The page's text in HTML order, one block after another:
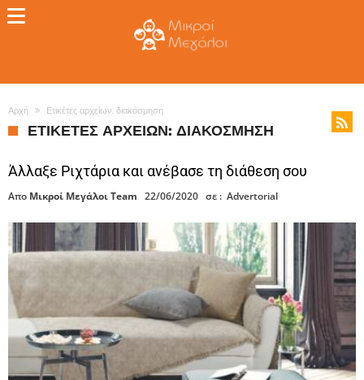
Αρχή Ετικέτες αρχείων: διακόσμηση
ΕΤΙΚΈΤΕΣ ΑΡΧΕΊΩΝ: ΔΙΑΚΌΣΜΗΣΗ
Άλλαξε Ριχτάρια και ανέβασε τη διάθεση σου
Απο Μικροί Μεγάλοι Team 22/06/2020 σε : Advertorial